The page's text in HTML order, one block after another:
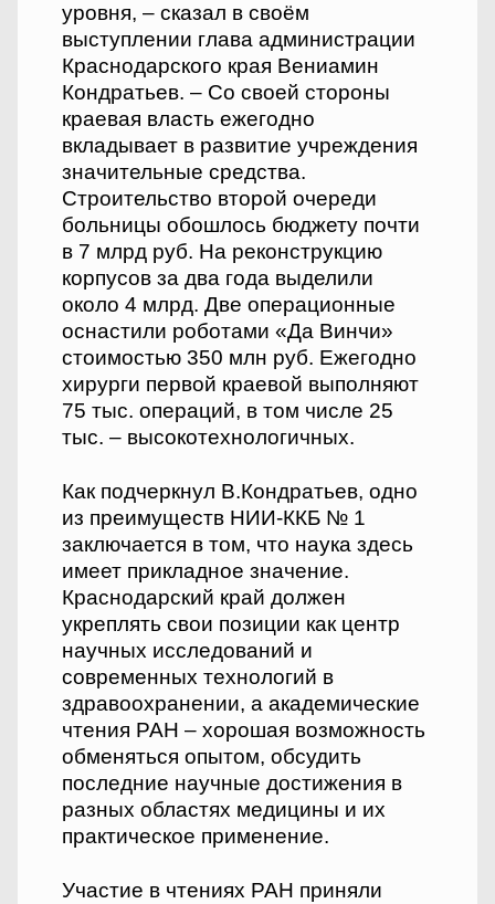
уровня, – сказал в своём
выступлении глава администрации
Краснодарского края Вениамин
Кондратьев. – Со своей стороны
краевая власть ежегодно
вкладывает в развитие учреждения
значительные средства.
Строительство второй очереди
больницы обошлось бюджету почти
в 7 млрд руб. На реконструкцию
корпусов за два года выделили
около 4 млрд. Две операционные
оснастили роботами «Да Винчи»
стоимостью 350 млн руб. Ежегодно
хирурги первой краевой выполняют
75 тыс. операций, в том числе 25
тыс. – высокотехнологичных.
Как подчеркнул В.Кондратьев, одно
из преимуществ НИИ-ККБ № 1
заключается в том, что наука здесь
имеет прикладное значение.
Краснодарский край должен
укреплять свои позиции как центр
научных исследований и
современных технологий в
здравоохранении, а академические
чтения РАН – хорошая возможность
обменяться опытом, обсудить
последние научные достижения в
разных областях медицины и их
практическое применение.
Участие в чтениях РАН приняли